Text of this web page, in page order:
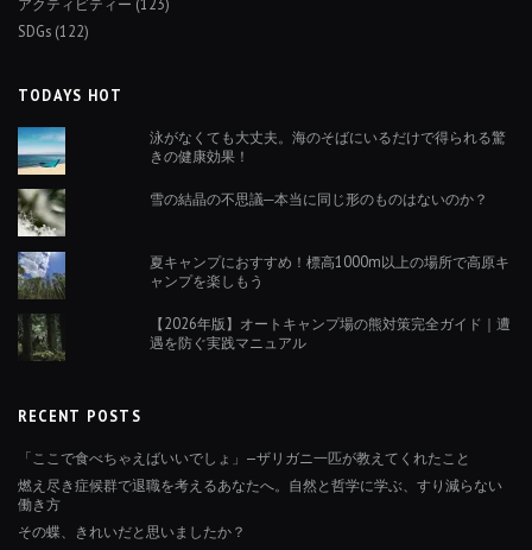
SDGs (122)
TODAYS HOT
泳がなくても大丈夫。海のそばにいるだけで得られる驚
きの健康効果！
雪の結晶の不思議─本当に同じ形のものはないのか？
夏キャンプにおすすめ！標高1000m以上の場所で高原キ
ャンプを楽しもう
【2026年版】オートキャンプ場の熊対策完全ガイド｜遭
遇を防ぐ実践マニュアル
RECENT POSTS
「ここで食べちゃえばいいでしょ」—ザリガニ一匹が教えてくれたこと
燃え尽き症候群で退職を考えるあなたへ。自然と哲学に学ぶ、すり減らない
働き方
その蝶、きれいだと思いましたか？